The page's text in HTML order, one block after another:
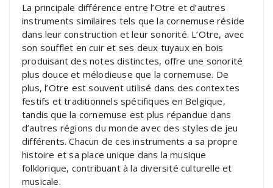
La principale différence entre l’Otre et d’autres
instruments similaires tels que la cornemuse réside
dans leur construction et leur sonorité. L’Otre, avec
son soufflet en cuir et ses deux tuyaux en bois
produisant des notes distinctes, offre une sonorité
plus douce et mélodieuse que la cornemuse. De
plus, l’Otre est souvent utilisé dans des contextes
festifs et traditionnels spécifiques en Belgique,
tandis que la cornemuse est plus répandue dans
d’autres régions du monde avec des styles de jeu
différents. Chacun de ces instruments a sa propre
histoire et sa place unique dans la musique
folklorique, contribuant à la diversité culturelle et
musicale.